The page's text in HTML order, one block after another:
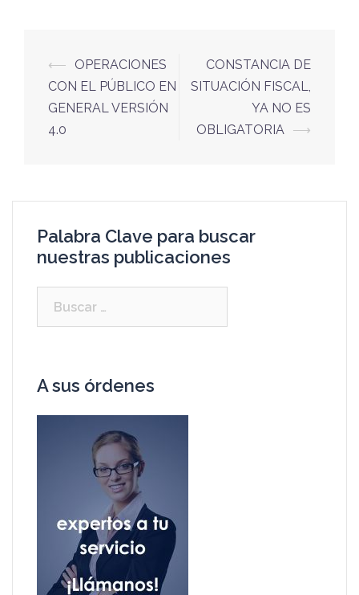
⟵
OPERACIONES
CON EL PÚBLICO EN
GENERAL VERSIÓN
4.0
CONSTANCIA DE
SITUACIÓN FISCAL,
YA NO ES
OBLIGATORIA ⟶
Palabra Clave para buscar
nuestras publicaciones
A sus órdenes